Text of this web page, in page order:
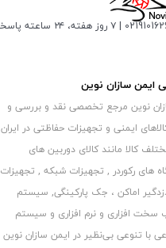
ایمن سازان نوین
نوین مرجع تخصصی نقد و بررسی و
ایمنی و تجهیزات حفاظتی در ایران
کالا مانند کالای دوربین های
های رکوردر , تجهیزات شبکه , تجهیزات
اماکن ، جک پارکینگی, سیستم
سخت افزاری و نرم افزاری و سیستم
تنوعی بی‌نظیر در ایمن سازان نوین